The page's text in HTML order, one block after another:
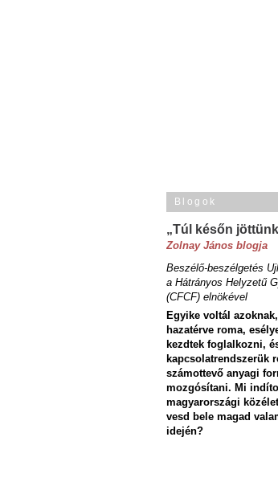
Blogok
„Túl későn
Zolnay János blogja
Beszélő-beszélgetés
a Hátrányos Helyzetű
(CFCF) elnökével
Egyike voltál
hazatérve roma,
kezdtek foglalkozni,
kapcsolatrendszerük
számottevő anyagi
mozgósítani. Mi
magyarországi
vesd bele magad
idején?